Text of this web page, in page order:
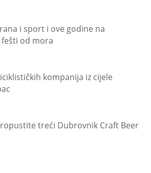
i sport i ove godine na
od mora
kompanija iz cijele
treći Dubrovnik Craft Beer